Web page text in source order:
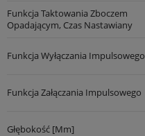
Funkcja Taktowania Zboczem
Opadającym, Czas Nastawiany
Funkcja Wyłączania Impulsowego
Funkcja Załączania Impulsowego
Głębokość [mm]